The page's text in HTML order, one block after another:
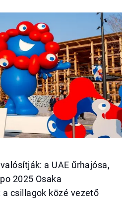
a UAE űrhajósa,
2025 Osaka
csillagok közé vezető